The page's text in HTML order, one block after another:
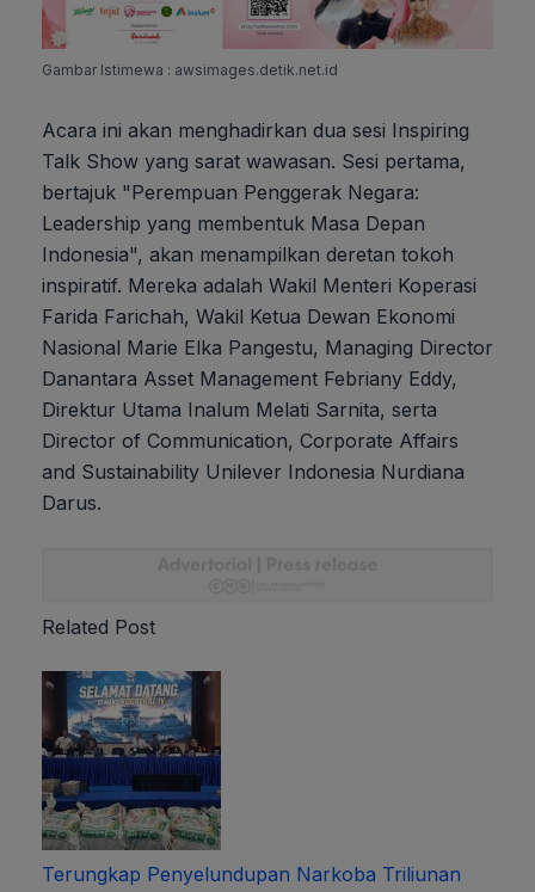
Gambar Istimewa : awsimages.detik.net.id
Acara ini akan menghadirkan dua sesi Inspiring
Talk Show yang sarat wawasan. Sesi pertama,
bertajuk "Perempuan Penggerak Negara:
Leadership yang membentuk Masa Depan
Indonesia", akan menampilkan deretan tokoh
inspiratif. Mereka adalah Wakil Menteri Koperasi
Farida Farichah, Wakil Ketua Dewan Ekonomi
Nasional Marie Elka Pangestu, Managing Director
Danantara Asset Management Febriany Eddy,
Direktur Utama Inalum Melati Sarnita, serta
Director of Communication, Corporate Affairs
and Sustainability Unilever Indonesia Nurdiana
Darus.
Related Post
Terungkap Penyelundupan Narkoba Triliunan